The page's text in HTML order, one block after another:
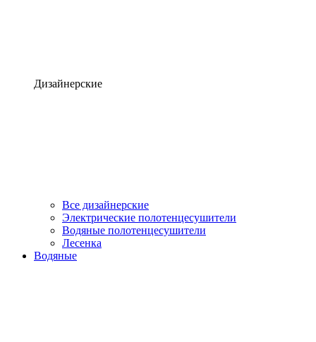
Дизайнерские
Все дизайнерские
Электрические полотенцесушители
Водяные полотенцесушители
Лесенка
Водяные